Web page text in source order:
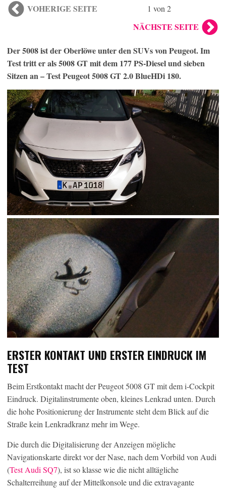
VOHERIGE SEITE 1 von 2
NÄCHSTE SEITE
Der 5008 ist der Oberlöwe unter den SUVs von Peugeot. Im
Test tritt er als 5008 GT mit dem 177 PS-Diesel und sieben
Sitzen an – Test Peugeot 5008 GT 2.0 BlueHDi 180.
ERSTER KONTAKT UND ERSTER EINDRUCK IM
TEST
Beim Erstkontakt macht der Peugeot 5008 GT mit dem i-Cockpit
Eindruck. Digitalinstrumente oben, kleines Lenkrad unten. Durch
die hohe Positionierung der Instrumente steht dem Blick auf die
Straße kein Lenkradkranz mehr im Wege.
Die durch die Digitalisierung der Anzeigen mögliche
Navigationskarte direkt vor der Nase, nach dem Vorbild von Audi
(Test Audi SQ7), ist so klasse wie die nicht alltägliche
Schalterreihung auf der Mittelkonsole und die extravagante